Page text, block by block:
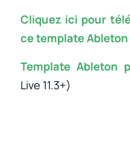
Cliquez ici pour
ce template Ableton
Template Ableton
Live 11.3+)